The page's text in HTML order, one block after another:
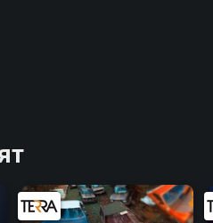
Смотрёшке